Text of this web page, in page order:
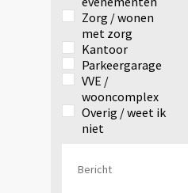
Zorg / wonen
met zorg
Kantoor
Parkeergarage
VVE /
wooncomplex
Overig / weet ik
niet